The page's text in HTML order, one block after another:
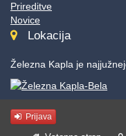
Prireditve
Novice
Lokacija
Železna Kapla je
Prijava